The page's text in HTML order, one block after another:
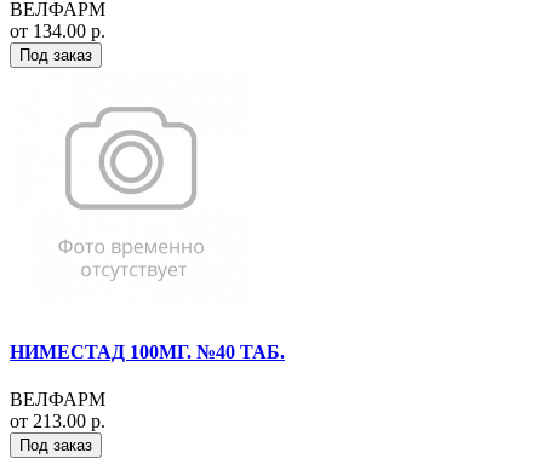
ВЕЛФАРМ
от 134.00 р.
Под заказ
НИМЕСТАД 100МГ. №40 ТАБ.
ВЕЛФАРМ
от 213.00 р.
Под заказ